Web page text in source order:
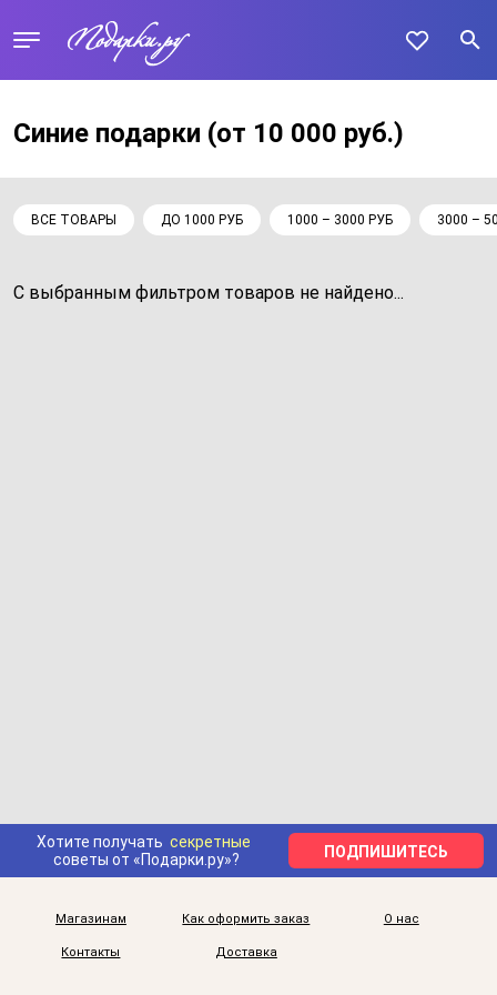
Синие подарки (от 10 000 руб.)
ВСЕ ТОВАРЫ ДО 1000 РУБ 1000 – 3000 РУБ 3000 –
С выбранным фильтром товаров не найдено...
Хотите получать секретные
советы от «Подарки.ру»?
ПОДПИШИТЕСЬ
Магазинам Как оформить заказ О нас
Контакты Доставка